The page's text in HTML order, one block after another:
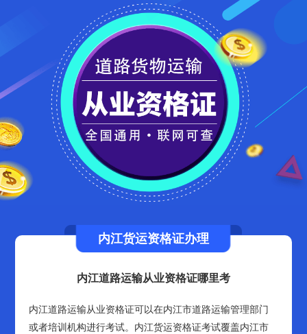
内江货运资格证办理
内江道路运输从业资格证哪里考
内江道路运输从业资格证可以在内江市道路运输管理部门
或者培训机构进行考试。内江货运资格证考试覆盖内江市